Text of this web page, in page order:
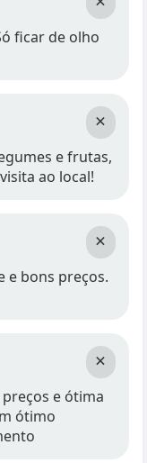
ficar de olho
×
e frutas,
ao local!
×
e bons preços.
×
e ótima
ótimo